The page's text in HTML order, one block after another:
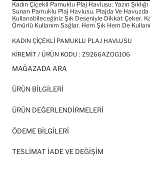
Kadın Çiçekli Pamuklu Plaj Havlusu: Yazın
Sunan Pamuklu Plaj Havlusu. Plajda Ve Havuzda
Kullanabileceğiniz Şık Deseniyle Dikkat Çeker.
Ömürlü Kullanım Sağlar. Hem Şık Hem De
KADIN ÇIÇEKLI PAMUKLU PLAJ HAVLUSU
KIREMIT / ÜRÜN KODU : Z9266AZOG106
MAĞAZADA ARA
ÜRÜN BILGILERI
ÜRÜN DEĞERLENDİRMELERİ
ÖDEME BİLGİLERİ
TESLIMAT İADE VE DEĞIŞIM